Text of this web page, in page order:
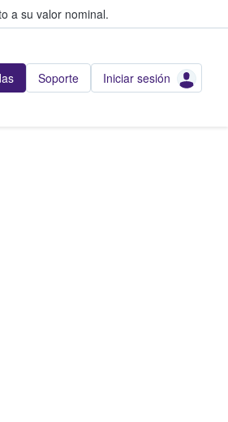
a su valor nominal.
Soporte Iniciar sesión